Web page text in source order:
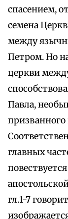
спасением,
семена
между
Петром. Но
церкви
Павла,
главных
гл.1-7